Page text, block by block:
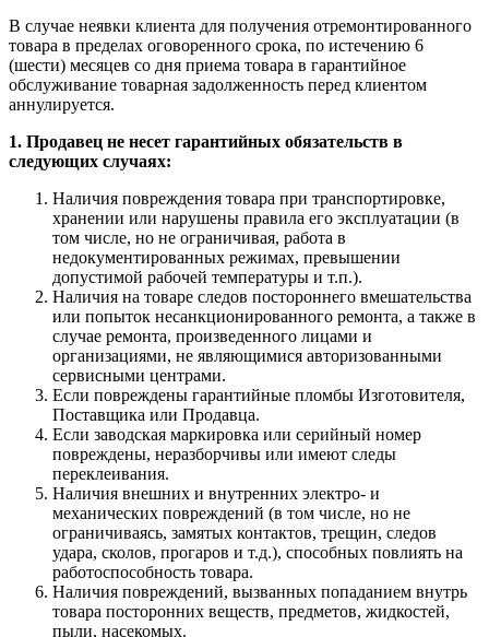
В случае неявки клиента для получения отремонтированного
товара в пределах оговоренного срока, по истечению 6
(шести) месяцев со дня приема товара в гарантийное
обслуживание товарная задолженность перед клиентом
аннулируется.
1. Продавец не несет гарантийных обязательств в
следующих случаях:
Наличия повреждения товара при транспортировке,
хранении или нарушены правила его эксплуатации (в
том числе, но не ограничивая, работа в
недокументированных режимах, превышении
допустимой рабочей температуры и т.п.).
Наличия на товаре следов постороннего вмешательства
или попыток несанкционированного ремонта, а также в
случае ремонта, произведенного лицами и
организациями, не являющимися авторизованными
сервисными центрами.
Если повреждены гарантийные пломбы Изготовителя,
Поставщика или Продавца.
Если заводская маркировка или серийный номер
повреждены, неразборчивы или имеют следы
переклеивания.
Наличия внешних и внутренних электро- и
механических повреждений (в том числе, но не
ограничиваясь, замятых контактов, трещин, следов
удара, сколов, прогаров и т.д.), способных повлиять на
работоспособность товара.
Наличия повреждений, вызванных попаданием внутрь
товара посторонних веществ, предметов, жидкостей,
пыли, насекомых.